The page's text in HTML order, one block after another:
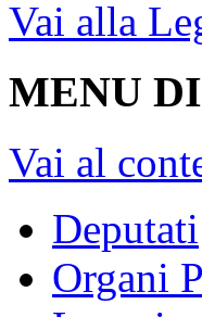
Vai alla
MENU
Vai al
Deputati
Organi